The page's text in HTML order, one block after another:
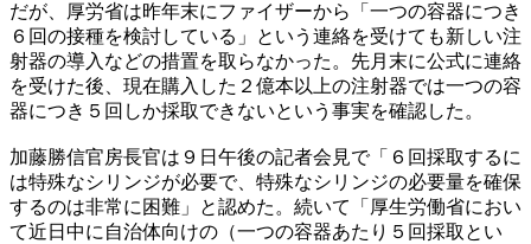
だが、厚労省は昨年末にファイザーから「一つの容器につき
６回の接種を検討している」という連絡を受けても新しい注
射器の導入などの措置を取らなかった。先月末に公式に連絡
を受けた後、現在購入した２億本以上の注射器では一つの容
器につき５回しか採取できないという事実を確認した。
加藤勝信官房長官は９日午後の記者会見で「６回採取するに
は特殊なシリンジが必要で、特殊なシリンジの必要量を確保
するのは非常に困難」と認めた。続いて「厚生労働省におい
て近日中に自治体向けの（一つの容器あたり５回採取とい